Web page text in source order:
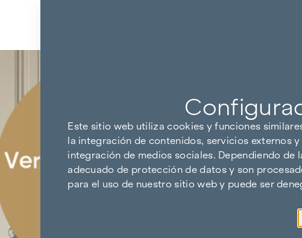
Volver a los resultados
Este sitio web utiliza cookies y funciones
la integración de contenidos, servicios externos
integración de medios sociales. Dependiendo de
adecuado de protección de datos y son
para el uso de nuestro sitio web y puede ser